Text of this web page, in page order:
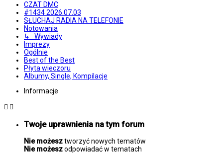
CZAT DMC
#1434 2026.07.03
SŁUCHAJ RADIA NA TELEFONIE
Notowania
↳ Wywiady
Imprezy
Ogólnie
Best of the Best
Płyta wieczoru
Albumy, Single, Kompilacje
Informacje
Twoje uprawnienia na tym forum
Nie możesztworzyć nowych tematów
Nie możeszodpowiadać w tematach